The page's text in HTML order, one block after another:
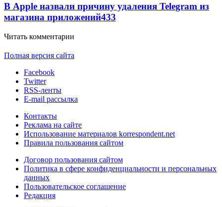
В Apple назвали причину удаления Telegram из
магазина приложений433
Читать комментарии
Полная версия сайта
Facebook
Twitter
RSS-ленты
E-mail рассылка
Контакты
Реклама на сайте
Использование материалов korrespondent.net
Правила пользования сайтом
Договор пользования сайтом
Политика в сфере конфиденциальности и персональных
данных
Пользовательское соглашение
Редакция